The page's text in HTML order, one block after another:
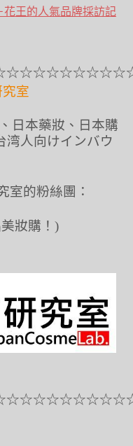
王的人氣品牌採訪記
究室
日本藥妝、日本購
湾人向けインバウ
室的粉絲團：
妝購！)